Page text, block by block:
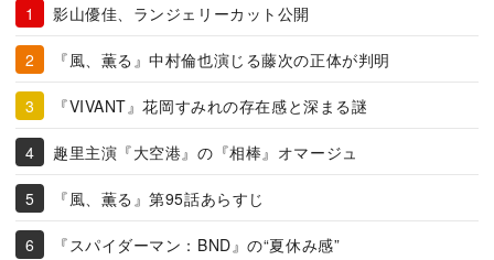
影山優佳、ランジェリーカット公開
『風、薫る』中村倫也演じる藤次の正体が判明
『VIVANT』花岡すみれの存在感と深まる謎
趣里主演『大空港』の『相棒』オマージュ
『風、薫る』第95話あらすじ
『スパイダーマン：BND』の“夏休み感”